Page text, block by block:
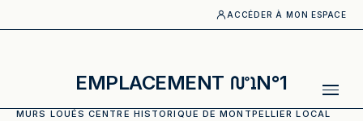
ACCÉDER À MON ESPACE
EMPLACEMENT N°1
MURS LOUÉS CENTRE HISTORIQUE DE MONTPELLIER LOCAL